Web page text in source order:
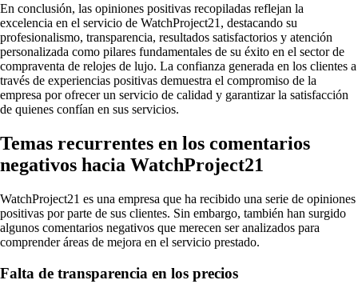
En conclusión, las opiniones positivas recopiladas reflejan la
excelencia en el servicio de WatchProject21, destacando su
profesionalismo, transparencia, resultados satisfactorios y atención
personalizada como pilares fundamentales de su éxito en el sector de
compraventa de relojes de lujo. La confianza generada en los clientes a
través de experiencias positivas demuestra el compromiso de la
empresa por ofrecer un servicio de calidad y garantizar la satisfacción
de quienes confían en sus servicios.
Temas recurrentes en los comentarios
negativos hacia WatchProject21
WatchProject21 es una empresa que ha recibido una serie de opiniones
positivas por parte de sus clientes. Sin embargo, también han surgido
algunos comentarios negativos que merecen ser analizados para
comprender áreas de mejora en el servicio prestado.
Falta de transparencia en los precios